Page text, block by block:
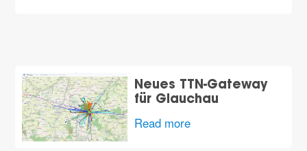
Neues TTN-Gateway
für Glauchau
Read more